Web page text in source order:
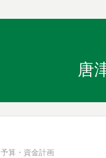
唐
予算・資金計画